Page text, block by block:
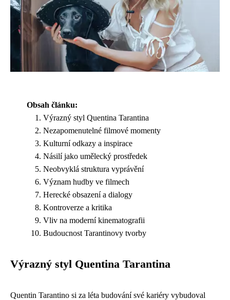
Obsah článku:
Výrazný styl Quentina Tarantina
Nezapomenutelné filmové momenty
Kulturní odkazy a inspirace
Násilí jako umělecký prostředek
Neobvyklá struktura vyprávění
Význam hudby ve filmech
Herecké obsazení a dialogy
Kontroverze a kritika
Vliv na moderní kinematografii
Budoucnost Tarantinovy tvorby
Výrazný styl Quentina Tarantina
Quentin Tarantino si za léta budování své kariéry vybudoval